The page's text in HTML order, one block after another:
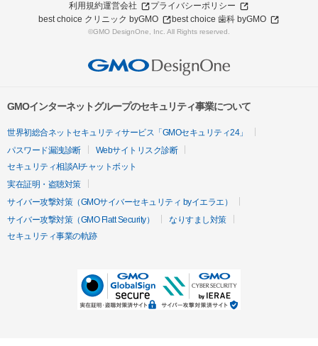
利用規約運営会社
プライバシーポリシー
best choice クリニック byGMO
best choice 歯科 byGMO
©GMO DesignOne, Inc. All Rights reserved.
GMOインターネットグループのセキュリティ事業について
世界初総合ネットセキュリティサービス「GMOセキュリティ24」
パスワード漏洩診断
Webサイトリスク診断
セキュリティ相談AIチャットボット
実在証明・盗聴対策
サイバー攻撃対策（GMOサイバーセキュリティ byイエラエ）
サイバー攻撃対策（GMO Flatt Security）
なりすまし対策
セキュリティ事業の軌跡